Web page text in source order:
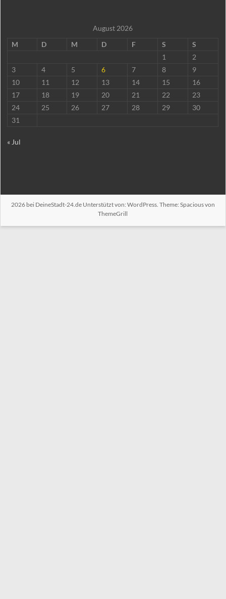
August 2026
M
D M D F S
S
1
2
3
4 5 6 7 8
9
10
11 12 13 14 15
16
17
18 19 20 21 22
23
24
25 26 27 28 29
30
31
« Jul
2026 bei DeineStadt-24.deUnterstützt von: WordPress. Theme: Spacious von
ThemeGrill